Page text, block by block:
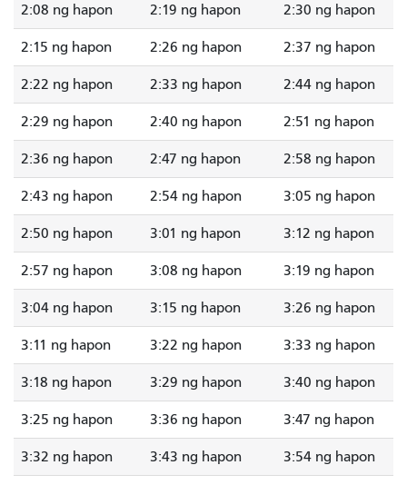
2:08 ng hapon 2:19 ng hapon 2:30 ng hapon
2:15 ng hapon 2:26 ng hapon 2:37 ng hapon
2:22 ng hapon 2:33 ng hapon 2:44 ng hapon
2:29 ng hapon 2:40 ng hapon 2:51 ng hapon
2:36 ng hapon 2:47 ng hapon 2:58 ng hapon
2:43 ng hapon 2:54 ng hapon 3:05 ng hapon
2:50 ng hapon 3:01 ng hapon 3:12 ng hapon
2:57 ng hapon 3:08 ng hapon 3:19 ng hapon
3:04 ng hapon 3:15 ng hapon 3:26 ng hapon
3:11 ng hapon 3:22 ng hapon 3:33 ng hapon
3:18 ng hapon 3:29 ng hapon 3:40 ng hapon
3:25 ng hapon 3:36 ng hapon 3:47 ng hapon
3:32 ng hapon 3:43 ng hapon 3:54 ng hapon